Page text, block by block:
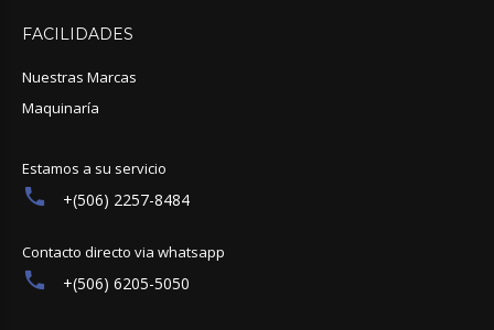
FACILIDADES
Nuestras Marcas
Maquinaría
Estamos a su servicio
+(506) 2257-8484
Contacto directo via whatsapp
+(506) 6205-5050